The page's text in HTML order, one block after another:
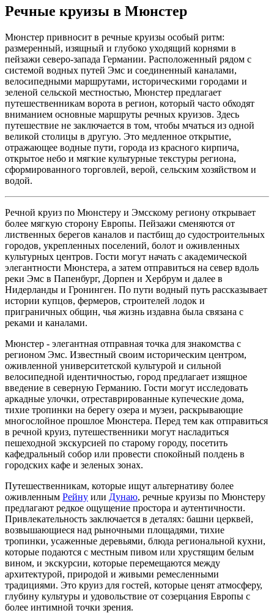
Речные круизы в Мюнстер
Мюнстер привносит в речные круизы особый ритм:
размеренный, изящный и глубоко уходящий корнями в
пейзажи северо-запада Германии. Расположенный рядом с
системой водных путей Эмс и соединенный каналами,
велосипедными маршрутами, историческими городами и
зеленой сельской местностью, Мюнстер предлагает
путешественникам ворота в регион, который часто обходят
вниманием основные маршруты речных круизов. Здесь
путешествие не заключается в том, чтобы мчаться из одной
великой столицы в другую. Это медленное открытие,
отражающее водные пути, города из красного кирпича,
открытое небо и мягкие культурные текстуры региона,
сформированного торговлей, верой, сельским хозяйством и
водой.
Речной круиз по Мюнстеру и Эмсскому региону открывает
более мягкую сторону Европы. Пейзажи сменяются от
лиственных берегов каналов и пастбищ до судостроительных
городов, укрепленных поселений, болот и оживленных
культурных центров. Гости могут начать с академической
элегантности Мюнстера, а затем отправиться на север вдоль
реки Эмс в Папенбург, Дорпен и Хербрум и далее в
Нидерланды и Гронинген. По пути водный путь рассказывает
истории купцов, фермеров, строителей лодок и
приграничных общин, чья жизнь издавна была связана с
реками и каналами.
Мюнстер - элегантная отправная точка для знакомства с
регионом Эмс. Известный своим историческим центром,
оживленной университетской культурой и сильной
велосипедной идентичностью, город предлагает изящное
введение в северную Германию. Гости могут исследовать
аркадные улочки, отреставрированные купеческие дома,
тихие тропинки на берегу озера и музеи, раскрывающие
многослойное прошлое Мюнстера. Перед тем как отправиться
в речной круиз, путешественники могут насладиться
пешеходной экскурсией по старому городу, посетить
кафедральный собор или провести спокойный полдень в
городских кафе и зеленых зонах.
Путешественникам, которые ищут альтернативу более
оживленным Рейну или Дунаю, речные круизы по Мюнстеру
предлагают редкое ощущение простора и аутентичности.
Привлекательность заключается в деталях: башни церквей,
возвышающиеся над рыночными площадями, тихие
тропинки, усаженные деревьями, блюда региональной кухни,
которые подаются с местным пивом или хрустящим белым
вином, и экскурсии, которые перемещаются между
архитектурой, природой и живыми ремесленными
традициями. Это круиз для гостей, которые ценят атмосферу,
глубину культуры и удовольствие от созерцания Европы с
более интимной точки зрения.